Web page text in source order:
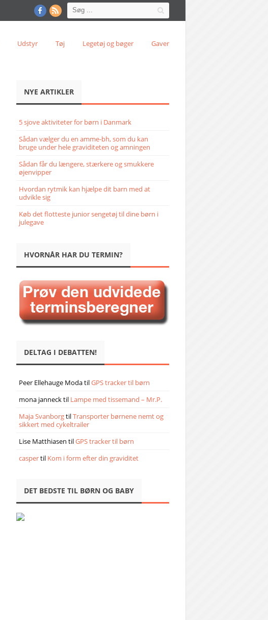
Udstyr Tøj Legetøj og bøger Gaver
NYE ARTIKLER
5 sjove aktiviteter for børn i Danmark
Sådan vælger du en amme-bh, som du kan
bruge under hele graviditeten og amningen
Sådan får du længere, stærkere og smukkere
øjenvipper
Hvordan rytmik kan hjælpe dit barn med at
udvikle sig
Køb det flotteste junior sengetøj til dine børn i
julegave
HVORNÅR HAR DU TERMIN?
DELTAG I DEBATTEN!
Peer Ellehauge ModatilGPS tracker til børn
mona jannecktil Lampe med tissemand – Mr.P.
Maja SvanborgtilTransporter børnene nemt og
sikkert med cykeltrailer
Lise Matthiasen tilGPS tracker til børn
caspertil Kom i form efter din graviditet
DET BEDSTE TIL BØRN OG BABY